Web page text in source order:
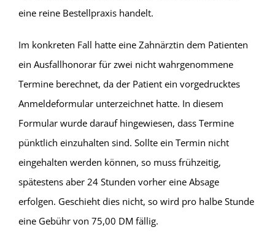
eine reine Bestellpraxis handelt.
Im konkreten Fall hatte eine Zahnärztin dem Patienten
ein Ausfallhonorar für zwei nicht wahrgenommene
Termine berechnet, da der Patient ein vorgedrucktes
Anmeldeformular unterzeichnet hatte. In diesem
Formular wurde darauf hingewiesen, dass Termine
pünktlich einzuhalten sind. Sollte ein Termin nicht
eingehalten werden können, so muss frühzeitig,
spätestens aber 24 Stunden vorher eine Absage
erfolgen. Geschieht dies nicht, so wird pro halbe Stunde
eine Gebühr von 75,00 DM fällig.